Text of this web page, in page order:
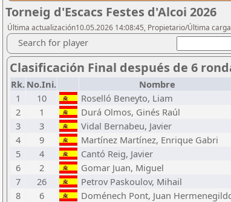
Torneig d'Escacs Festes d'Alcoi 2026
Última actualización10.05.2026 14:08:45, Propietario/Última
Search for player
Clasificación Final después de 6
Rk. No.Ini. Nombre
1
10 Roselló Beneyto, Liam
2
1 Durá Olmos, Ginés Raúl
3
3 Vidal Bernabeu, Javier
4
9 Martínez Martínez, Enrique Gabri
5
4 Cantó Reig, Javier
6
2 Gomar Juan, Miguel
7
26 Petrov Paskoulov, Mihail
8
6 Doménech Pont, Juan